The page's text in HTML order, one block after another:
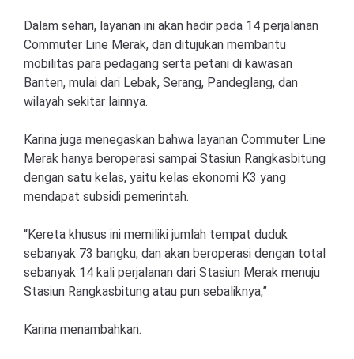
Dalam sehari, layanan ini akan hadir pada 14 perjalanan
Commuter Line Merak, dan ditujukan membantu
mobilitas para pedagang serta petani di kawasan
Banten, mulai dari Lebak, Serang, Pandeglang, dan
wilayah sekitar lainnya.
Karina juga menegaskan bahwa layanan Commuter Line
Merak hanya beroperasi sampai Stasiun Rangkasbitung
dengan satu kelas, yaitu kelas ekonomi K3 yang
mendapat subsidi pemerintah.
“Kereta khusus ini memiliki jumlah tempat duduk
sebanyak 73 bangku, dan akan beroperasi dengan total
sebanyak 14 kali perjalanan dari Stasiun Merak menuju
Stasiun Rangkasbitung atau pun sebaliknya,”
Karina menambahkan.